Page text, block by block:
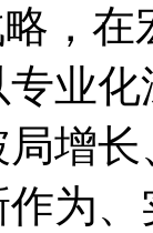
，
业
增
为